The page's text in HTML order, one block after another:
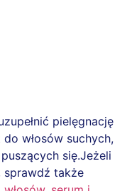
pielęgnację
włosów suchych,
się.Jeżeli
sprawdź także